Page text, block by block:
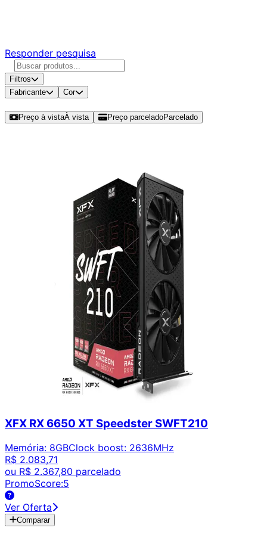
Responder pesquisa
Filtros
Fabricante
Cor
Preço à vistaÀ vista Preço parceladoParcelado
XFX RX 6650 XT Speedster SWFT210
Memória: 8GBClock boost: 2636MHz
R$ 2.083,71
ou R$ 2.367,80 parcelado
PromoScore:5
Ver Oferta
Comparar